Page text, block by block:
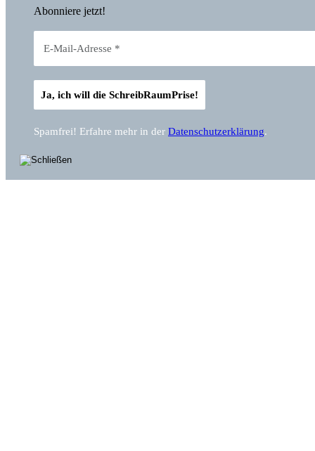
Abonniere jetzt!
Spamfrei! Erfahre mehr in der Datenschutzerklärung.